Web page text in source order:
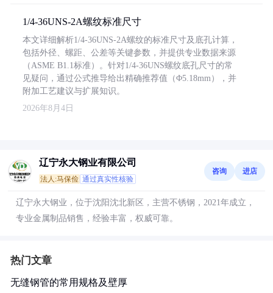
1/4-36UNS-2A螺纹标准尺寸
本文详细解析1/4-36UNS-2A螺纹的标准尺寸及底孔计算，
包括外径、螺距、公差等关键参数，并提供专业数据来源
（ASME B1.1标准）。针对1/4-36UNS螺纹底孔尺寸的常
见疑问，通过公式推导给出精确推荐值（Φ5.18mm），并
附加工艺建议与扩展知识。
2026年8月4日
辽宁永大钢业有限公司
法人:马保俭 通过真实性核验
咨询 进店
辽宁永大钢业，位于沈阳沈北新区，主营不锈钢，2021年成立，
专业金属制品销售，经验丰富，权威可靠。
热门文章
无缝钢管的常用规格及壁厚